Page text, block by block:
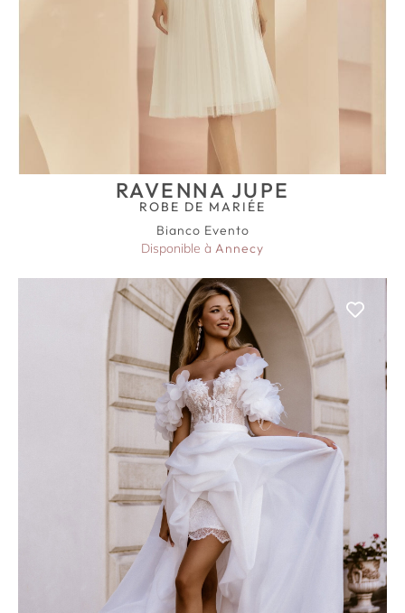
RAVENNA JUPE
ROBE DE MARIÉE
Bianco Evento
Disponible à Annecy